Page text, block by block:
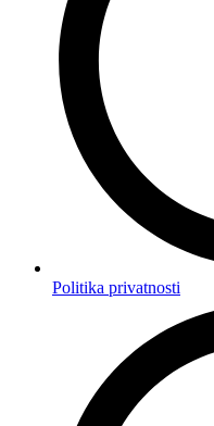
Politika privatnosti